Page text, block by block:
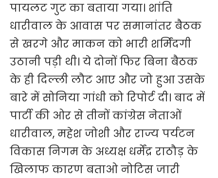
पायलट गुट का बताया गया। शांति
धारीवाल के आवास पर समानांतर बैठक
से खरगे और माकन को भारी शर्मिंदगी
उठानी पड़ी थी। ये दोनों फिर बिना बैठक
के ही दिल्ली लौट आए और जो हुआ उसके
बारे में सोनिया गांधी को रिपोर्ट दी। बाद में
पार्टी की ओर से तीनों कांग्रेस नेताओं
धारीवाल, महेश जोशी और राज्य पर्यटन
विकास निगम के अध्यक्ष धर्मेंद्र राठौड़ के
खिलाफ कारण बताओ नोटिस जारी